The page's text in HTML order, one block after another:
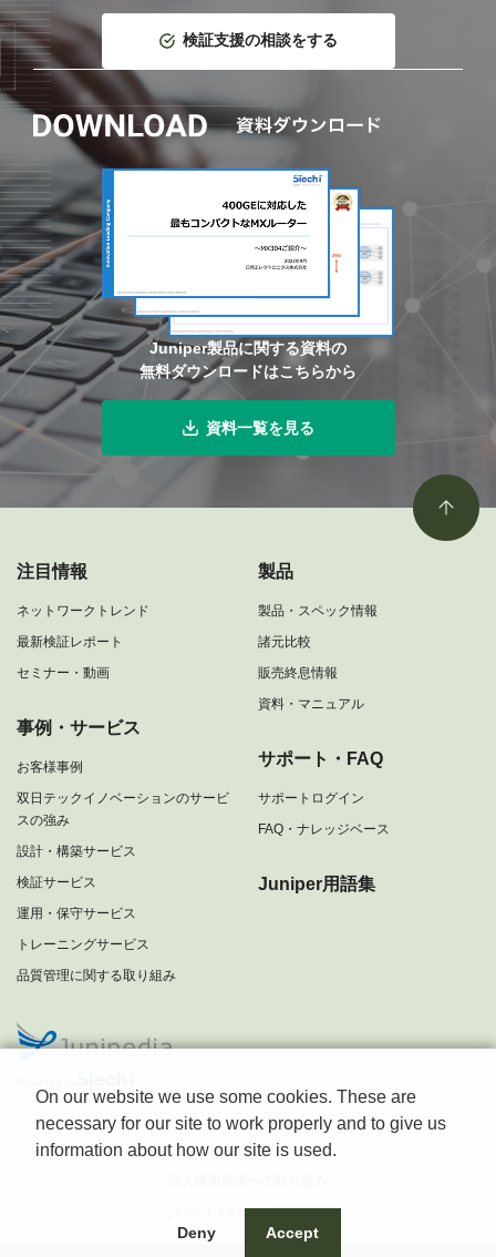
検証支援の相談をする
Juniper製品に関する資料の
無料ダウンロードはこちらから
資料一覧を見る
注目情報
ネットワークトレンド
最新検証レポート
セミナー・動画
事例・サービス
お客様事例
双日テックイノベーションのサービ
スの強み
設計・構築サービス
検証サービス
運用・保守サービス
トレーニングサービス
品質管理に関する取り組み
製品
製品・スペック情報
諸元比較
販売終息情報
資料・マニュアル
サポート・FAQ
サポートログイン
FAQ・ナレッジベース
Juniper用語集
会社概要
このサイトのご利用について
On our website we use some cookies. These are
necessary for our site to work properly and to give us
information about how our site is used.
Deny Accept